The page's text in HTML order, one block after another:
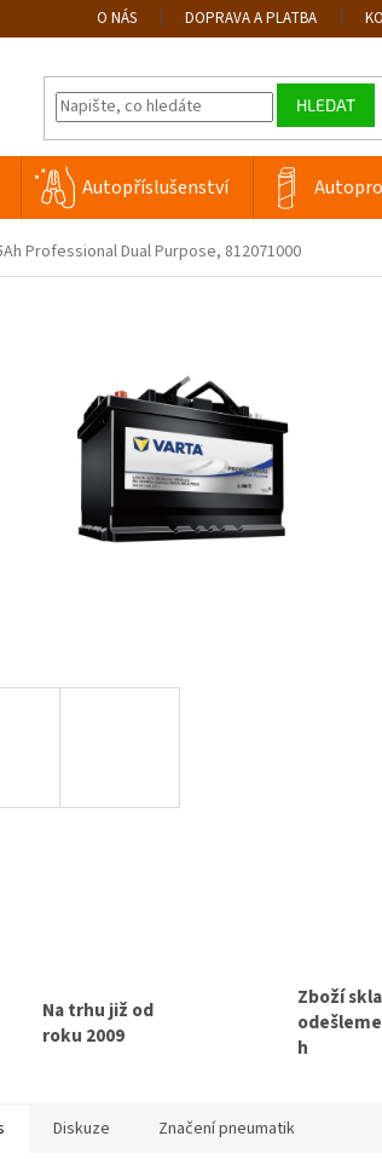
O NÁS DOPRAVA A PLATBA
HLEDAT
Autopříslušenství
Professional Dual Purpose, 812071000
Na trhu již od
roku 2009
Zboží
h
Diskuze Značení pneumatik